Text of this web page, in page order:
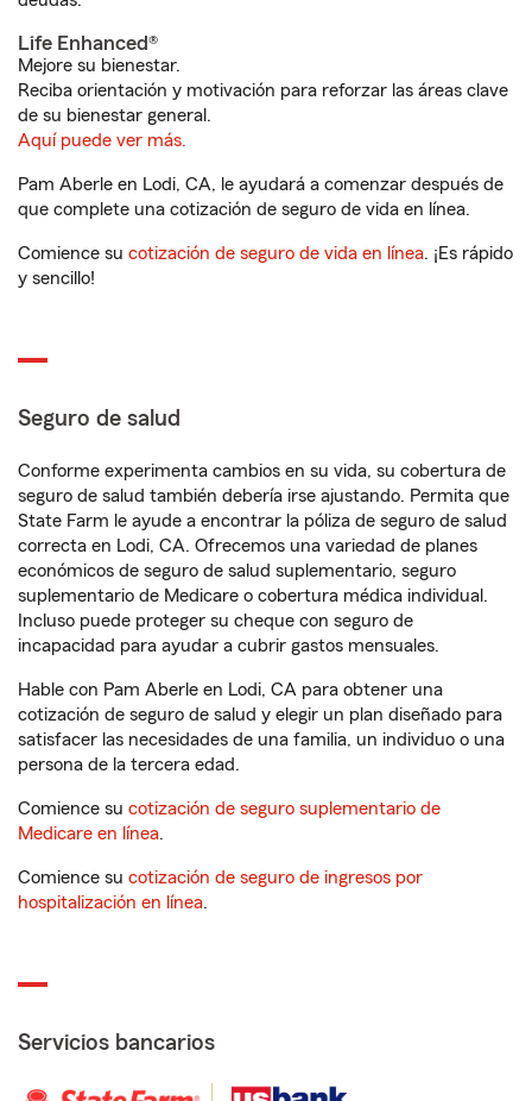
Life Enhanced®
Mejore su bienestar.
Reciba orientación y motivación para reforzar las áreas clave
de su bienestar general.
Aquí puede ver más.
Pam Aberle en Lodi, CA, le ayudará a comenzar después de
que complete una cotización de seguro de vida en línea.
Comience su cotización de seguro de vida en línea. ¡Es rápido
y sencillo!
Seguro de salud
Conforme experimenta cambios en su vida, su cobertura de
seguro de salud también debería irse ajustando. Permita que
State Farm le ayude a encontrar la póliza de seguro de salud
correcta en Lodi, CA. Ofrecemos una variedad de planes
económicos de seguro de salud suplementario, seguro
suplementario de Medicare o cobertura médica individual.
Incluso puede proteger su cheque con seguro de
incapacidad para ayudar a cubrir gastos mensuales.
Hable con Pam Aberle en Lodi, CA para obtener una
cotización de seguro de salud y elegir un plan diseñado para
satisfacer las necesidades de una familia, un individuo o una
persona de la tercera edad.
Comience su cotización de seguro suplementario de
Medicare en línea.
Comience su cotización de seguro de ingresos por
hospitalización en línea.
Servicios bancarios